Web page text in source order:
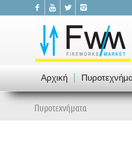
Αρχική
Πυροτεχνήματα